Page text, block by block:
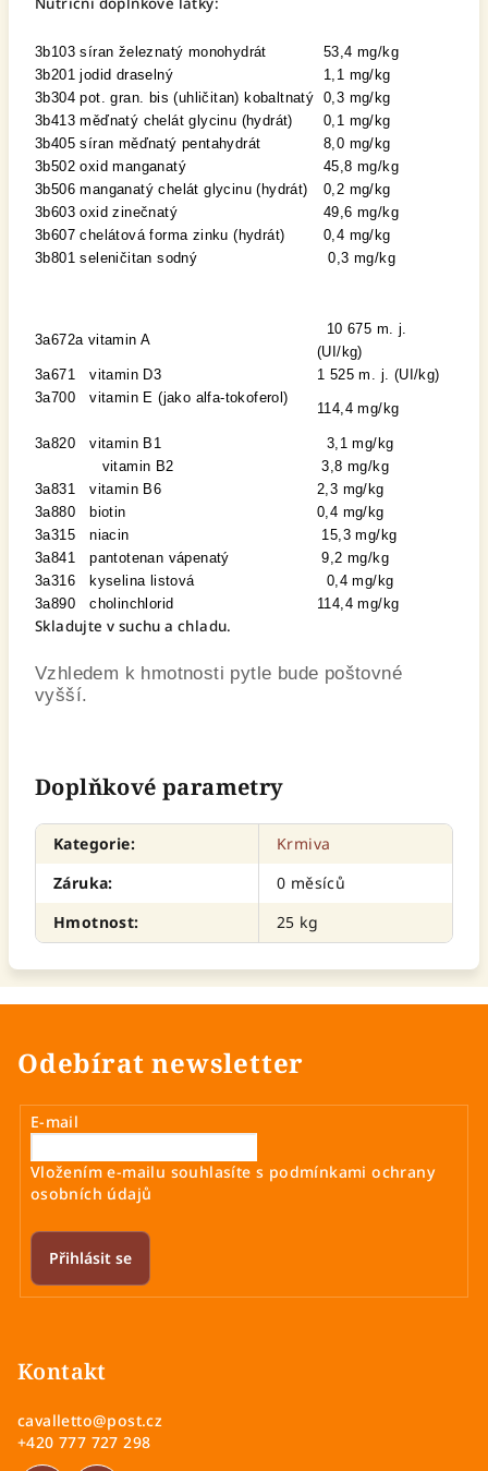
3b103 síran železnatý monohydrát
53,4 mg/kg
3b201 jodid draselný
1,1 mg/kg
3b304 pot. gran. bis (uhličitan) kobaltnatý 0,3 mg/kg
3b413 měďnatý chelát glycinu (hydrát)
0,1 mg/kg
3b405 síran měďnatý pentahydrát
8,0 mg/kg
3b502 oxid manganatý
45,8 mg/kg
3b506 manganatý chelát glycinu (hydrát)
0,2 mg/kg
3b603 oxid zinečnatý
49,6 mg/kg
3b607 chelátová forma zinku (hydrát)
0,4 mg/kg
3b801 seleničitan sodný
0,3 mg/kg
3a672a vitamin A
10 675 m. j.
(UI/kg)
3a671 vitamin D3
1 525 m. j. (UI/kg)
3a700 vitamin E (jako alfa-tokoferol)
114,4 mg/kg
3a820 vitamin B1
3,1 mg/kg
vitamin B2
3,8 mg/kg
3a831 vitamin B6
2,3 mg/kg
3a880 biotin
0,4 mg/kg
3a315 niacin
15,3 mg/kg
3a841 pantotenan vápenatý
9,2 mg/kg
3a316 kyselina listová
0,4 mg/kg
3a890 cholinchlorid
114,4 mg/kg
Skladujte v suchu a chladu.
Vzhledem k hmotnosti pytle bude poštovné
vyšší.
Doplňkové parametry
Kategorie:
Krmiva
Záruka:
0 měsíců
Hmotnost: 25 kg
Odebírat newsletter
E-mail
Vložením e-mailu souhlasíte s podmínkami ochrany
osobních údajů
Přihlásit se
Kontakt
cavalletto@post.cz
+420 777 727 298